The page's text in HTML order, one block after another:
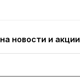
на новости и акции